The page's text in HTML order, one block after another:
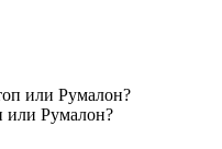
или Румалон?